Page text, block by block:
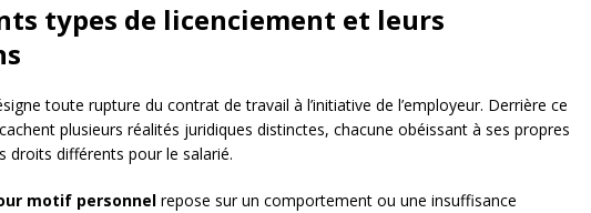
types de licenciement et leurs
toute rupture du contrat de travail à l’initiative de l’employeur. Derrière ce
plusieurs réalités juridiques distinctes, chacune obéissant à ses propres
droits différents pour le salarié.
motif personnel repose sur un comportement ou une insuffisance